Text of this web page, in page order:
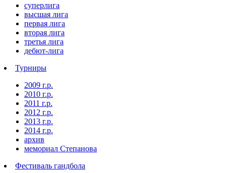
суперлига
высшая лига
первая лига
вторая лига
третья лига
дебют-лига
Турниры
2009 г.р.
2010 г.р.
2011 г.р.
2012 г.р.
2013 г.р.
2014 г.р.
архив
мемориал Степанова
Фeстивaль гaндбoлa